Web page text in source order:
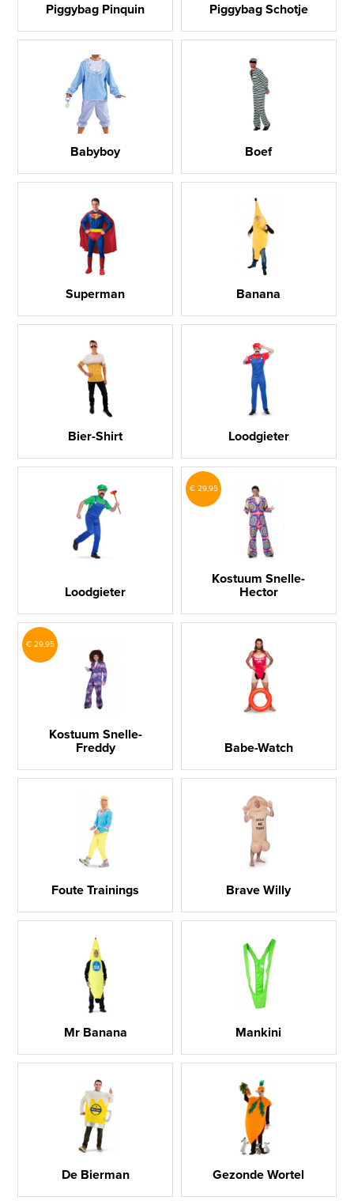
Piggybag Pinquin Piggybag Schotje
Babyboy Boef
Superman Banana
Bier-Shirt Loodgieter
Loodgieter
€ 29,95
Kostuum Snelle-
Hector
€ 29,95
Kostuum Snelle-
Freddy
Babe-Watch
Foute Trainings Brave Willy
Mr Banana Mankini
De Bierman Gezonde Wortel